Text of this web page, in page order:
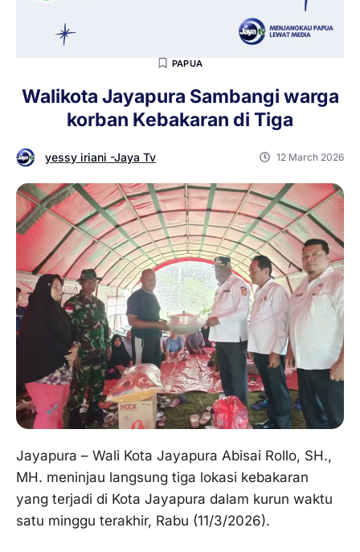
PAPUA
Walikota Jayapura Sambangi warga
korban Kebakaran di Tiga
yessy iriani -Jaya Tv 12 March 2026
Jayapura – Wali Kota Jayapura Abisai Rollo, SH.,
MH. meninjau langsung tiga lokasi kebakaran
yang terjadi di Kota Jayapura dalam kurun waktu
satu minggu terakhir, Rabu (11/3/2026).